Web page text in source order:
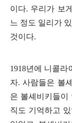
이다. 우리가 보
느 정도 일리가
것이다.
1918년에 니콜라
자.사람들은 볼
은 볼셰비키들이
직도 기억하고